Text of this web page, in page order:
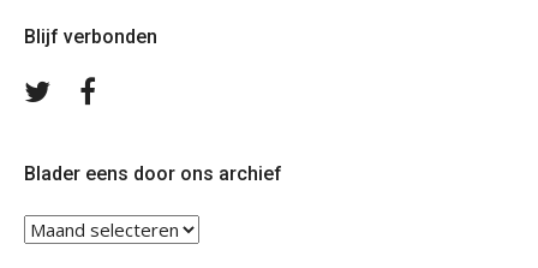
Blijf verbonden
Volg
Blader eens door ons archief
Blader
eens